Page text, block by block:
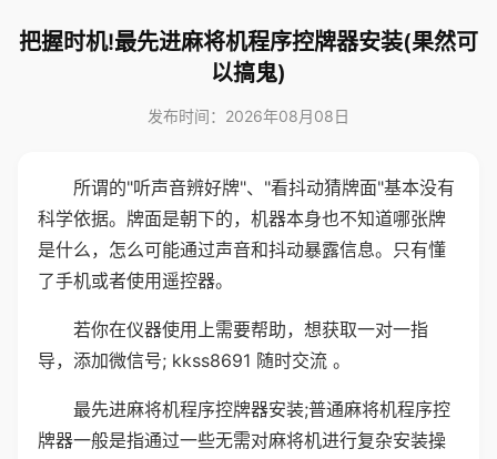
把握时机!最先进麻将机程序控牌器安装(果然可
以搞鬼)
发布时间：2026年08月08日
所谓的"听声音辨好牌"、"看抖动猜牌面"基本没有
科学依据。牌面是朝下的，机器本身也不知道哪张牌
是什么，怎么可能通过声音和抖动暴露信息。只有懂
了手机或者使用遥控器。
若你在仪器使用上需要帮助，想获取一对一指
导，添加微信号; kkss8691 随时交流 。
最先进麻将机程序控牌器安装;普通麻将机程序控
牌器一般是指通过一些无需对麻将机进行复杂安装操